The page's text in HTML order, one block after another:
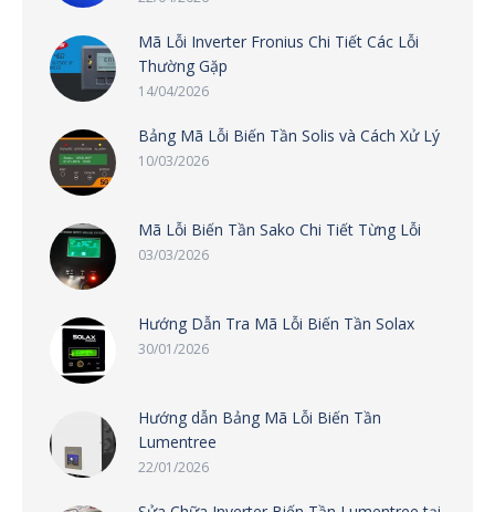
Mã Lỗi Inverter Fronius Chi Tiết Các Lỗi
Thường Gặp
14/04/2026
Bảng Mã Lỗi Biến Tần Solis và Cách Xử Lý
10/03/2026
Mã Lỗi Biến Tần Sako Chi Tiết Từng Lỗi
03/03/2026
Hướng Dẫn Tra Mã Lỗi Biến Tần Solax
30/01/2026
Hướng dẫn Bảng Mã Lỗi Biến Tần
Lumentree
22/01/2026